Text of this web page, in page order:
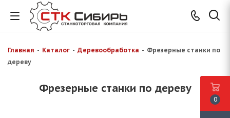
Главная - Каталог - Деревообработка - Фрезерные станки по
дереву
Фрезерные станки по дереву
0